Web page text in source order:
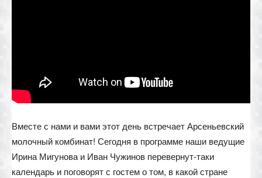
Вместе с нами и вами этот день встречает Арсеньевский
молочный комбинат! Сегодня в программе наши ведущие
Ирина Мигунова и Иван Чужинов перевернут-таки
календарь и поговорят с гостем о том, в какой стране